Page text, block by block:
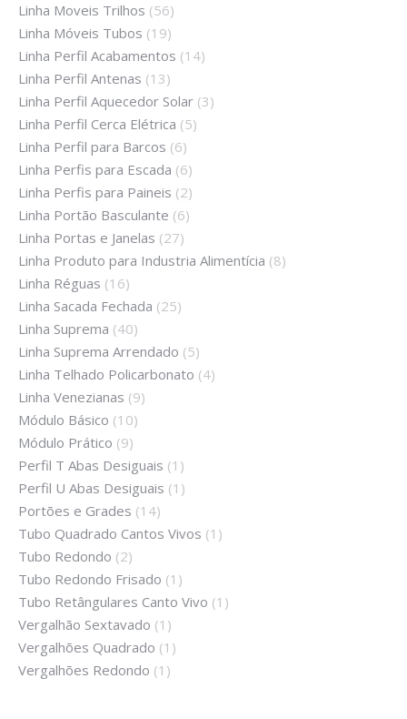
Linha Moveis Trilhos (56)
Linha Móveis Tubos (19)
Linha Perfil Acabamentos (14)
Linha Perfil Antenas (13)
Linha Perfil Aquecedor Solar (3)
Linha Perfil Cerca Elétrica (5)
Linha Perfil para Barcos (6)
Linha Perfis para Escada (6)
Linha Perfis para Paineis (2)
Linha Portão Basculante (6)
Linha Portas e Janelas (27)
Linha Produto para Industria Alimentícia (8)
Linha Réguas (16)
Linha Sacada Fechada (25)
Linha Suprema (40)
Linha Suprema Arrendado (5)
Linha Telhado Policarbonato (4)
Linha Venezianas (9)
Módulo Básico (10)
Módulo Prático (9)
Perfil T Abas Desiguais (1)
Perfil U Abas Desiguais (1)
Portões e Grades (14)
Tubo Quadrado Cantos Vivos (1)
Tubo Redondo (2)
Tubo Redondo Frisado (1)
Tubo Retângulares Canto Vivo (1)
Vergalhão Sextavado (1)
Vergalhões Quadrado (1)
Vergalhões Redondo (1)